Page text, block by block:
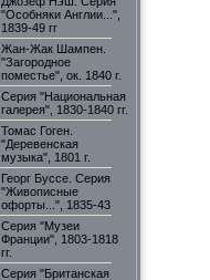
"Особняки Англии...",
1839-49 гг
Жан-Жак Шампен.
"Загородное
поместье", ок. 1840 г.
Серия "Национальная
галерея", 1830-1840 гг.
Томас Гоген.
"Деревенская
музыка", 1801 г.
Георг Буссе. Серия
"Живописные
офорты...", 1835-43
Серия "Музеи
Франции", 1803-1818
гг.
Серия "Британская